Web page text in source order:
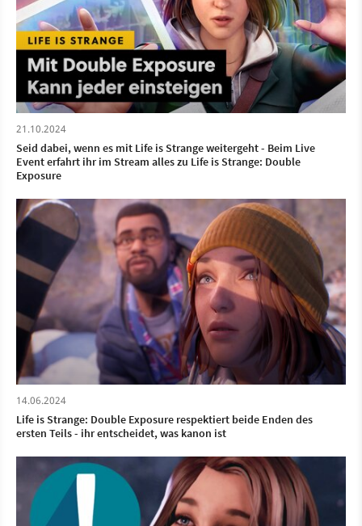
21.10.2024
Seid dabei, wenn es mit Life is Strange weitergeht - Beim Live
Event erfahrt ihr im Stream alles zu Life is Strange: Double
Exposure
14.06.2024
Life is Strange: Double Exposure respektiert beide Enden des
ersten Teils - ihr entscheidet, was kanon ist